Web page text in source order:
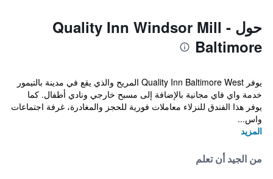
حول Quality Inn Windsor Mill -
Baltimore
يوفر Quality Inn Baltimore West المريح والذي يقع في مدينة بالتيمور
خدمة واي فاي مجانية بالإضافة إلى مسبح خارجي ونادي أطفال. كما
يوفر هذا الفندق للنزلاء معاملات فورية للحجز والمغادرة، غرفة اجتماعات
واس...
المزيد
من الجيد أن تعلم